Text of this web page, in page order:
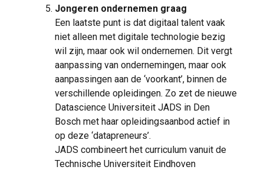
Jongeren ondernemen graag
Een laatste punt is dat digitaal talent vaak
niet alleen met digitale technologie bezig
wil zijn, maar ook wil ondernemen. Dit vergt
aanpassing van ondernemingen, maar ook
aanpassingen aan de ‘voorkant’, binnen de
verschillende opleidingen. Zo zet de nieuwe
Datascience Universiteit JADS in Den
Bosch met haar opleidingsaanbod actief in
op deze ‘datapreneurs’.
JADS combineert het curriculum vanuit de
Technische Universiteit Eindhoven